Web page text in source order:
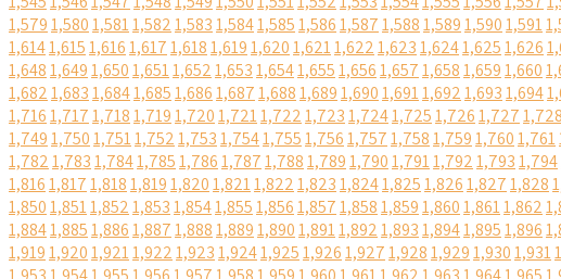
1,5791,5801,5811,5821,5831,5841,5851,5861,5871,5881,5891,5901,591
1,6141,6151,6161,6171,6181,6191,6201,6211,6221,6231,6241,6251,626
1,6481,6491,6501,6511,6521,6531,6541,6551,6561,6571,6581,6591,660
1,6821,6831,6841,6851,6861,6871,6881,6891,6901,6911,6921,6931,694
1,7161,7171,7181,7191,7201,7211,7221,7231,7241,7251,7261,7271,728
1,7491,7501,7511,7521,7531,7541,7551,7561,7571,7581,7591,7601,761
1,7821,7831,7841,7851,7861,7871,7881,7891,7901,7911,7921,7931,794
1,8161,8171,8181,8191,8201,8211,8221,8231,8241,8251,8261,8271,828
1,8501,8511,8521,8531,8541,8551,8561,8571,8581,8591,8601,8611,862
1,8841,8851,8861,8871,8881,8891,8901,8911,8921,8931,8941,8951,896
1,9191,9201,9211,9221,9231,9241,9251,9261,9271,9281,9291,9301,931